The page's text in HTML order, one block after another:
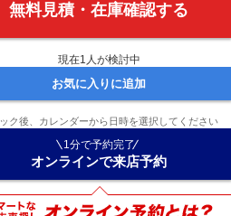
無料見積・在庫確認する
現在1 人が検討中
お気に入りに追加
ク後、カレンダーから日時を選択してください
1分で予約完了
オンラインで来店予約